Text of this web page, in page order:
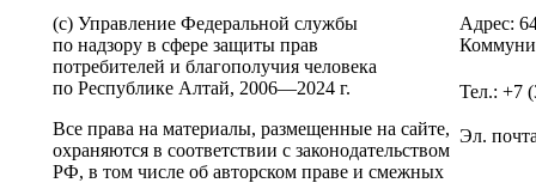
(c) Управление Федеральной службы
по надзору в сфере защиты прав
потребителей и благополучия человека
по Республике Алтай, 2006—2024 г.
Все права на материалы, размещенные на сайте,
охраняются в соответствии с законодательством
РФ, в том числе об авторском праве и смежных
Адрес:
Тел.: +7
Эл.